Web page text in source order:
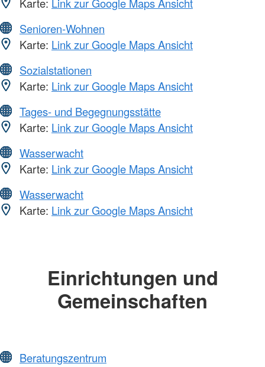
Senioren-Wohnen
Karte: Link zur Google Maps Ansicht
Sozialstationen
Karte: Link zur Google Maps Ansicht
Tages- und Begegnungsstätte
Karte: Link zur Google Maps Ansicht
Wasserwacht
Karte: Link zur Google Maps Ansicht
Wasserwacht
Karte: Link zur Google Maps Ansicht
Einrichtungen und
Gemeinschaften
Beratungszentrum